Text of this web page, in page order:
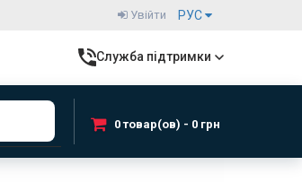
РУС
Увійти
Служба підтримки
0 товар(ов) - 0 грн